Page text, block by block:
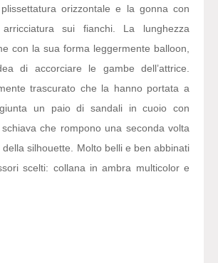
orizzontale e la gonna con
sui fianchi. La lunghezza
con la sua forma leggermente balloon,
di accorciare le gambe dell’attrice.
trascurato che la hanno portata a
un paio di sandali in cuoio con
che rompono una seconda volta
della silhouette. Molto belli e ben abbinati
scelti: collana in ambra multicolor e